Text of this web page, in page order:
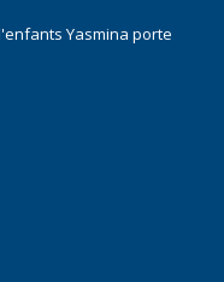
Yasmina porte